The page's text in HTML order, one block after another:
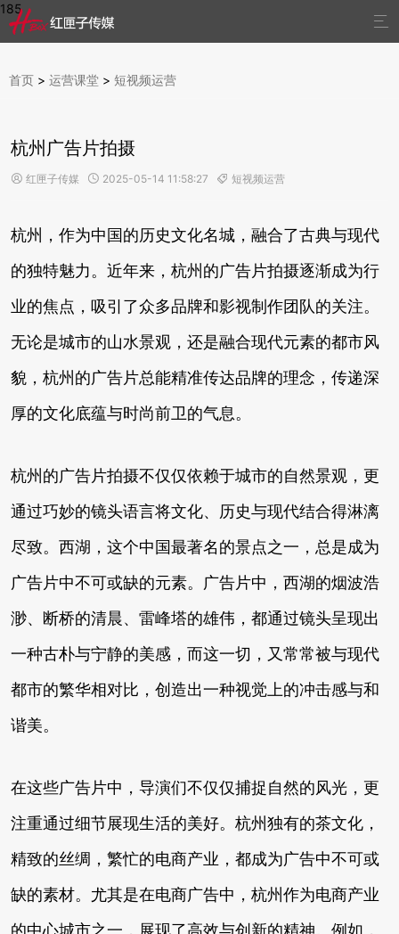
185

首页 > 运营课堂 > 短视频运营
杭州广告片拍摄
 红匣子传媒  2025-05-14 11:58:27  短视频运营
杭州，作为中国的历史文化名城，融合了古典与现代
的独特魅力。近年来，杭州的广告片拍摄逐渐成为行
业的焦点，吸引了众多品牌和影视制作团队的关注。
无论是城市的山水景观，还是融合现代元素的都市风
貌，杭州的广告片总能精准传达品牌的理念，传递深
厚的文化底蕴与时尚前卫的气息。
杭州的广告片拍摄不仅仅依赖于城市的自然景观，更
通过巧妙的镜头语言将文化、历史与现代结合得淋漓
尽致。西湖，这个中国最著名的景点之一，总是成为
广告片中不可或缺的元素。广告片中，西湖的烟波浩
渺、断桥的清晨、雷峰塔的雄伟，都通过镜头呈现出
一种古朴与宁静的美感，而这一切，又常常被与现代
都市的繁华相对比，创造出一种视觉上的冲击感与和
谐美。
在这些广告片中，导演们不仅仅捕捉自然的风光，更
注重通过细节展现生活的美好。杭州独有的茶文化，
精致的丝绸，繁忙的电商产业，都成为广告中不可或
缺的素材。尤其是在电商广告中，杭州作为电商产业
的中心城市之一，展现了高效与创新的精神。例如，